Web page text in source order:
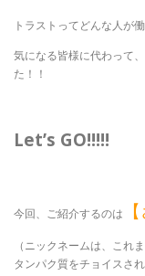
トラストってどんな人が
気になる皆様に代わって
た！！
Let’s GO!!!!!
今回、ご紹介するのは
（ニックネームは、これ
タンパク質をチョイスされ